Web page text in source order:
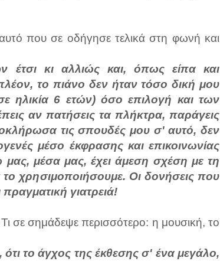
που σε οδήγησε τελικά στη φωνή και
έτσι κι αλλιώς και, όπως είπα και
το πιάνο δεν ήταν τόσο δική μου
ηλικία 6 ετών) όσο επιλογή και των
αν πατήσεις τα πλήκτρα, παράγεις
τις σπουδές μου σ' αυτό, δεν
μέσο έκφρασης και επικοινωνίας
μέσα μας, έχει άμεση σχέση με τη
χρησιμοποιήσουμε. Οι δονήσεις που
γιατρειά!
σε σημάδεψε περισσότερο: η μουσική, το
το άγχος της έκθεσης σ' ένα μεγάλο,